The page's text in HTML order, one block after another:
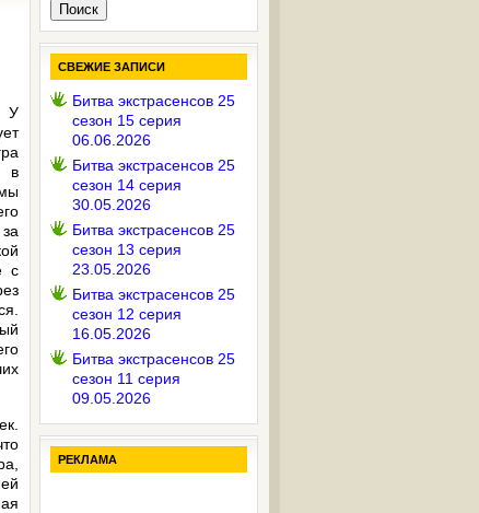
У
в
с
СВЕЖИЕ ЗАПИСИ
Битва экстрасенсов 25
сезон 15 серия
06.06.2026
Битва экстрасенсов 25
сезон 14 серия
30.05.2026
Битва экстрасенсов 25
сезон 13 серия
23.05.2026
Битва экстрасенсов 25
сезон 12 серия
16.05.2026
Битва экстрасенсов 25
сезон 11 серия
09.05.2026
РЕКЛАМА